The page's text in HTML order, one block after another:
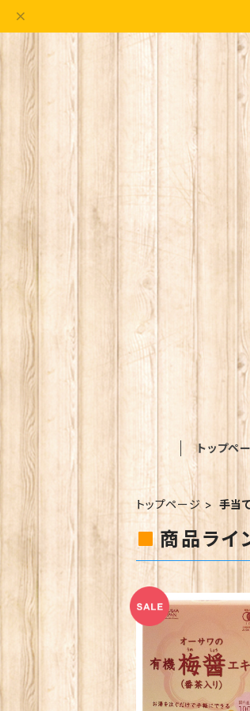
トップペ
トップページ 手当
商品ラ